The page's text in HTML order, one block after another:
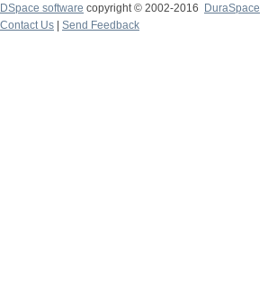
DSpace software copyright © 2002-2016
DuraSpace
Contact Us
Send Feedback